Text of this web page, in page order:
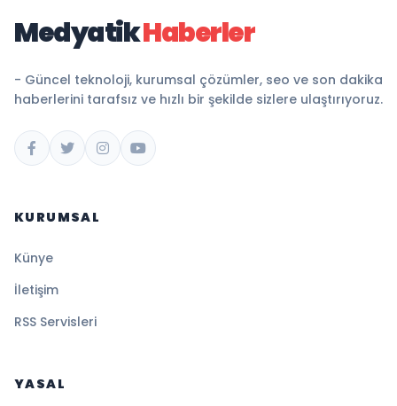
MedyatikHaberler
- Güncel teknoloji, kurumsal çözümler, seo ve son dakika
haberlerini tarafsız ve hızlı bir şekilde sizlere ulaştırıyoruz.
KURUMSAL
Künye
İletişim
RSS Servisleri
YASAL